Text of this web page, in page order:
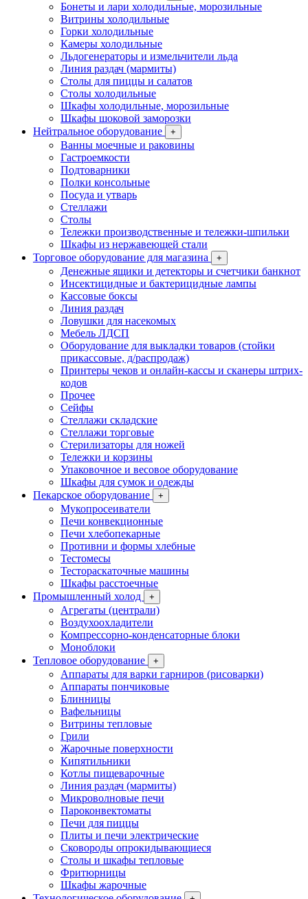
Бонеты и лари холодильные, морозильные
Витрины холодильные
Горки холодильные
Камеры холодильные
Льдогенераторы и измельчители льда
Линия раздач (мармиты)
Столы для пиццы и салатов
Столы холодильные
Шкафы холодильные, морозильные
Шкафы шоковой заморозки
Нейтральное оборудование
+
Ванны моечные и раковины
Гастроемкости
Подтоварники
Полки консольные
Посуда и утварь
Стеллажи
Столы
Тележки производственные и тележки-шпильки
Шкафы из нержавеющей стали
Торговое оборудование для магазина
+
Денежные ящики и детекторы и счетчики банкнот
Инсектицидные и бактерицидные лампы
Кассовые боксы
Линия раздач
Ловушки для насекомых
Мебель ЛДСП
Оборудование для выкладки товаров (стойки
прикассовые, д/распродаж)
Принтеры чеков и онлайн-кассы и сканеры штрих-
кодов
Прочее
Сейфы
Стеллажи складские
Стеллажи торговые
Стерилизаторы для ножей
Тележки и корзины
Упаковочное и весовое оборудование
Шкафы для сумок и одежды
Пекарское оборудование
+
Мукопросеиватели
Печи конвекционные
Печи хлебопекарные
Противни и формы хлебные
Тестомесы
Тестораскаточные машины
Шкафы расстоечные
Промышленный холод
+
Агрегаты (централи)
Воздухоохладители
Компрессорно-конденсаторные блоки
Моноблоки
Тепловое оборудование
+
Аппараты для варки гарниров (рисоварки)
Аппараты пончиковые
Блинницы
Вафельницы
Витрины тепловые
Грили
Жарочные поверхности
Кипятильники
Котлы пищеварочные
Линия раздач (мармиты)
Микроволновые печи
Пароконвектоматы
Печи для пиццы
Плиты и печи электрические
Сковороды опрокидывающиеся
Столы и шкафы тепловые
Фритюрницы
Шкафы жарочные